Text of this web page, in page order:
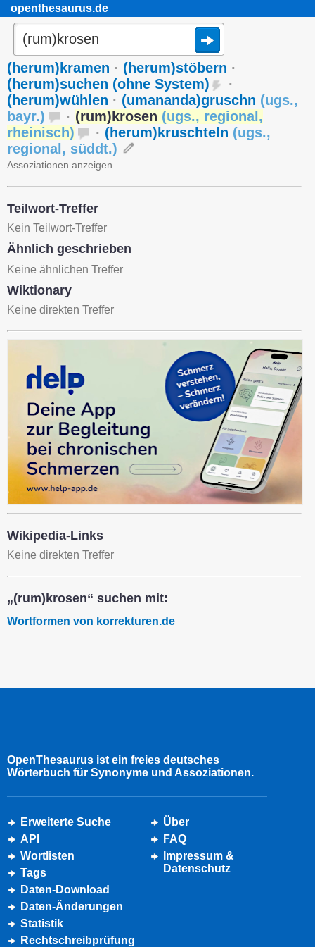
openthesaurus.de
(herum)kramen · (herum)stöbern ·
(herum)suchen (ohne System)
·
(herum)wühlen · (umananda)gruschn (ugs.,
bayr.) · (rum)krosen (ugs., regional ,
rheinisch) · (herum)kruschteln (ugs.,
regional , süddt.)
Assoziationen anzeigen
Teilwort-Treffer
Kein Teilwort-Treffer
Ähnlich geschrieben
Keine ähnlichen Treffer
Wiktionary
Keine direkten Treffer
Wikipedia-Links
Keine direkten Treffer
„(rum)krosen“ suchen mit:
Wortformen von korrekturen.de
OpenThesaurus ist ein freies deutsches
Wörterbuch für Synonyme und Assoziationen.
Erweiterte Suche
API
Wortlisten
Tags
Daten-Download
Daten-Änderungen
Statistik
Rechtschreibprüfung
Über
FAQ
Impressum &
Datenschutz